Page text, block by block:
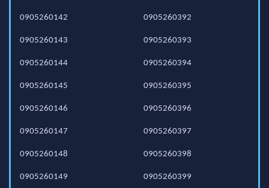
0905260142
0905260143
0905260144
0905260145
0905260146
0905260147
0905260148
0905260149
0905260392
0905260393
0905260394
0905260395
0905260396
0905260397
0905260398
0905260399